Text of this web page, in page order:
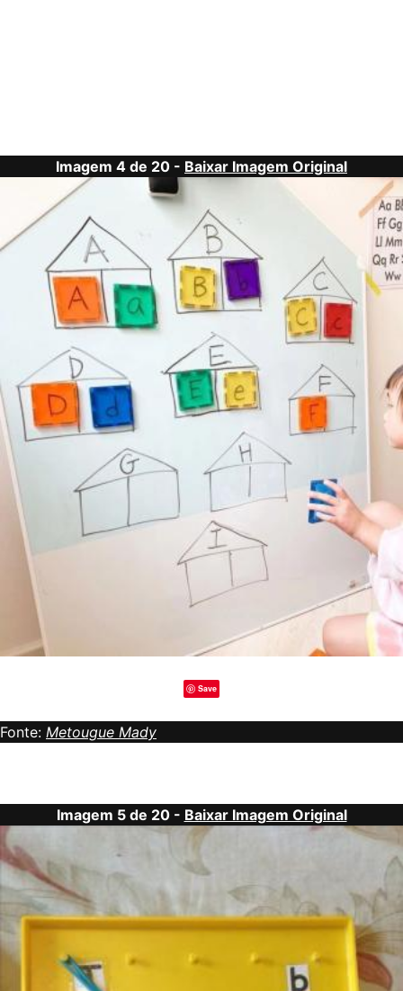
Imagem 4 de 20 - Baixar Imagem Original
Save
Fonte: Metougue Mady
Imagem 5 de 20 - Baixar Imagem Original